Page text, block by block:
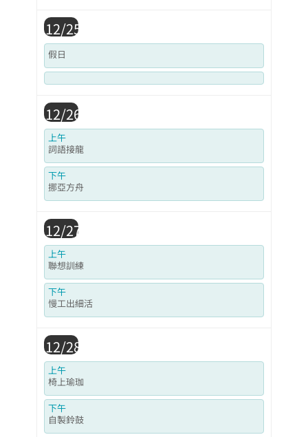
12/25
假日
12/26
上午
詞語接龍
下午
挪亞方舟
12/27
上午
聯想訓練
下午
慢工出細活
12/28
上午
椅上瑜珈
下午
自製鈴鼓